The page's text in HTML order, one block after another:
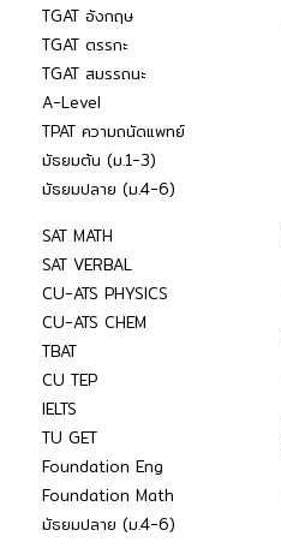
TGAT อังกฤษ
TGAT ตรรกะ
TGAT สมรรถนะ
A-Level
TPAT ความถนัดแพทย์
มัธยมต้น (ม.1-3)
มัธยมปลาย (ม.4-6)
SAT MATH
SAT VERBAL
CU-ATS PHYSICS
CU-ATS CHEM
TBAT
CU TEP
IELTS
TU GET
Foundation Eng
Foundation Math
มัธยมปลาย (ม.4-6)